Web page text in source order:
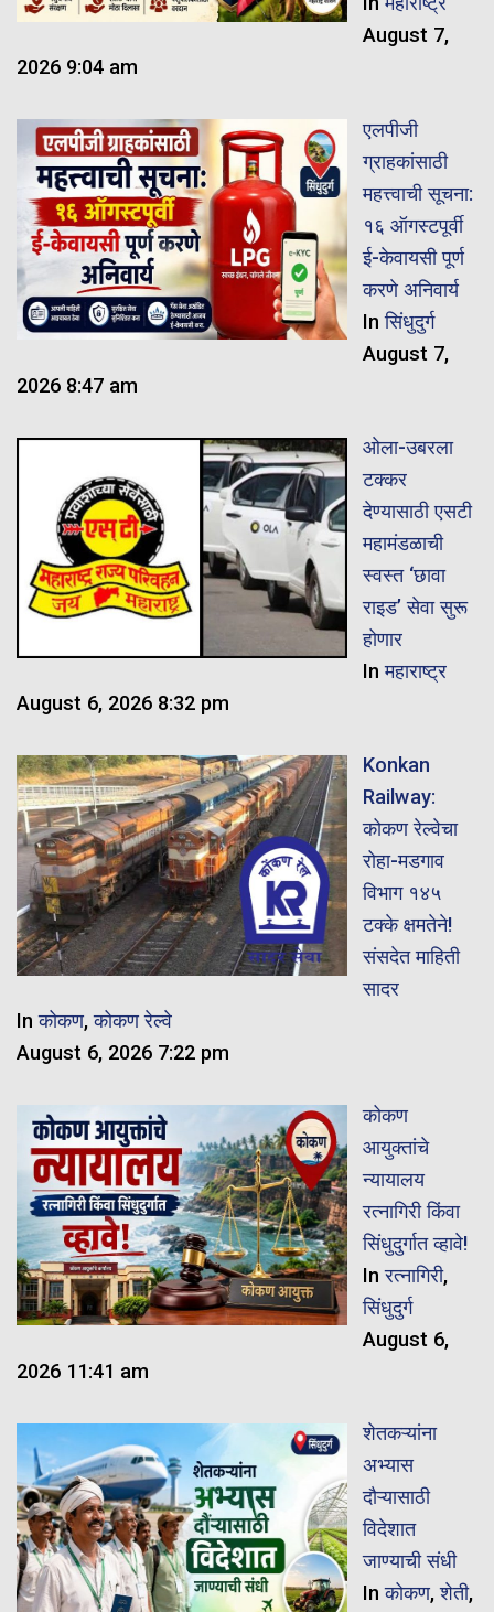
August 7,
2026 9:04 am
एलपीजी
ग्राहकांसाठी
महत्त्वाची सूचना:
१६ ऑगस्टपूर्वी
ई-केवायसी पूर्ण
करणे अनिवार्य
Inसिंधुदुर्ग
August 7,
2026 8:47 am
ओला-उबरला
टक्कर
देण्यासाठी एसटी
महामंडळाची
स्वस्त ‘छावा
राइड’ सेवा सुरू
होणार
Inमहाराष्ट्र
August 6, 2026 8:32 pm
Konkan
Railway:
कोकण रेल्वेचा
रोहा-मडगाव
विभाग १४५
टक्के क्षमतेने!
संसदेत माहिती
सादर
Inकोकण,कोकण रेल्वे
August 6, 2026 7:22 pm
कोकण
आयुक्तांचे
न्यायालय
रत्नागिरी किंवा
सिंधुदुर्गात व्हावे!
Inरत्नागिरी,
सिंधुदुर्ग
August 6,
2026 11:41 am
शेतकऱ्यांना
अभ्यास
दौऱ्यासाठी
विदेशात
जाण्याची संधी
Inकोकण,शेती,